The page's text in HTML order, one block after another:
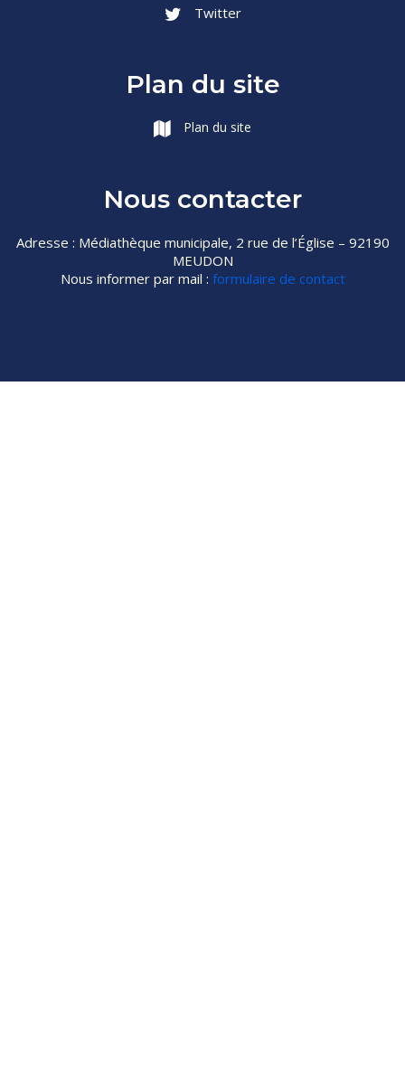
Twitter
Plan du site
Plan du site
Nous contacter
Adresse : Médiathèque municipale, 2 rue de l’Église – 92190
MEUDON
Nous informer par mail : formulaire de contact